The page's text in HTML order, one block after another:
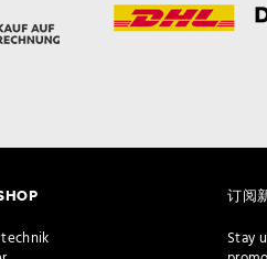
订阅
Stay